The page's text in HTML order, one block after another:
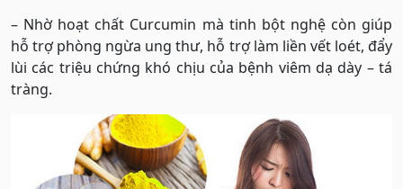
– Nhờ hoạt chất Curcumin mà tinh bột nghệ còn giúp
hỗ trợ phòng ngừa ung thư, hỗ trợ làm liền vết loét, đẩy
lùi các triệu chứng khó chịu của bệnh viêm dạ dày – tá
tràng.